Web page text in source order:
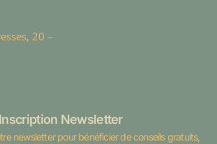
20 –
Inscription Newsletter
newsletter pour bénéficier de conseils gratuits,